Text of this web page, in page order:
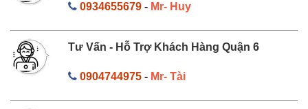
0934655679- Mr- Huy
Tư Vấn - Hỗ Trợ Khách Hàng Quận 6
0904744975- Mr- Tài